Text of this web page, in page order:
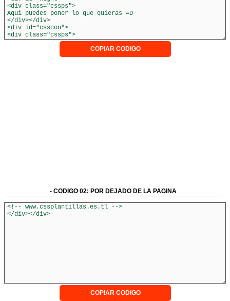
COPIAR CODIGO
- CODIGO 02: POR DEJADO DE LA PAGINA
COPIAR CODIGO